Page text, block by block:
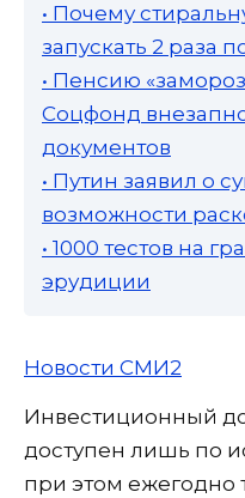
• Почему
запускать 2 раза
• Пенсию
Соцфонд
документов
• Путин заявил о
возможности
• 1000 тестов на
эрудиции
Новости СМИ2
Инвестиционный
доступен лишь по
при этом ежегодно